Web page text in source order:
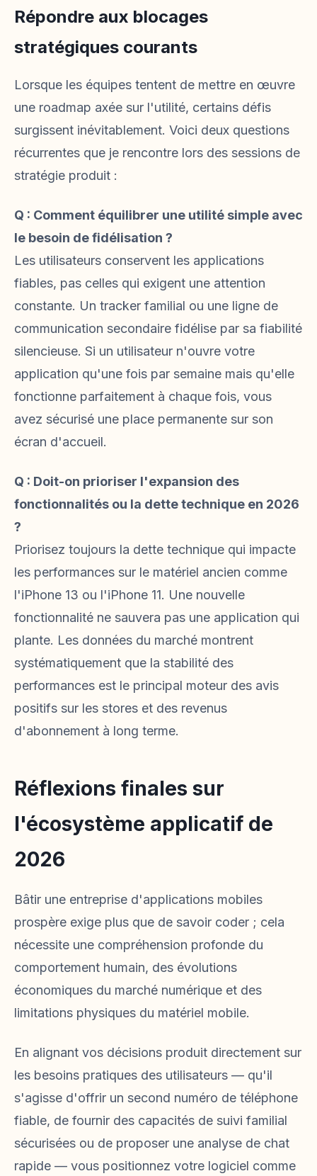
Répondre aux blocages
stratégiques courants
Lorsque les équipes tentent de mettre en œuvre
une roadmap axée sur l'utilité, certains défis
surgissent inévitablement. Voici deux questions
récurrentes que je rencontre lors des sessions de
stratégie produit :
Q : Comment équilibrer une utilité simple avec
le besoin de fidélisation ?
Les utilisateurs conservent les applications
fiables, pas celles qui exigent une attention
constante. Un tracker familial ou une ligne de
communication secondaire fidélise par sa fiabilité
silencieuse. Si un utilisateur n'ouvre votre
application qu'une fois par semaine mais qu'elle
fonctionne parfaitement à chaque fois, vous
avez sécurisé une place permanente sur son
écran d'accueil.
Q : Doit-on prioriser l'expansion des
fonctionnalités ou la dette technique en 2026
?
Priorisez toujours la dette technique qui impacte
les performances sur le matériel ancien comme
l'iPhone 13 ou l'iPhone 11. Une nouvelle
fonctionnalité ne sauvera pas une application qui
plante. Les données du marché montrent
systématiquement que la stabilité des
performances est le principal moteur des avis
positifs sur les stores et des revenus
d'abonnement à long terme.
Réflexions finales sur
l'écosystème applicatif de
2026
Bâtir une entreprise d'applications mobiles
prospère exige plus que de savoir coder ; cela
nécessite une compréhension profonde du
comportement humain, des évolutions
économiques du marché numérique et des
limitations physiques du matériel mobile.
En alignant vos décisions produit directement sur
les besoins pratiques des utilisateurs — qu'il
s'agisse d'offrir un second numéro de téléphone
fiable, de fournir des capacités de suivi familial
sécurisées ou de proposer une analyse de chat
rapide — vous positionnez votre logiciel comme